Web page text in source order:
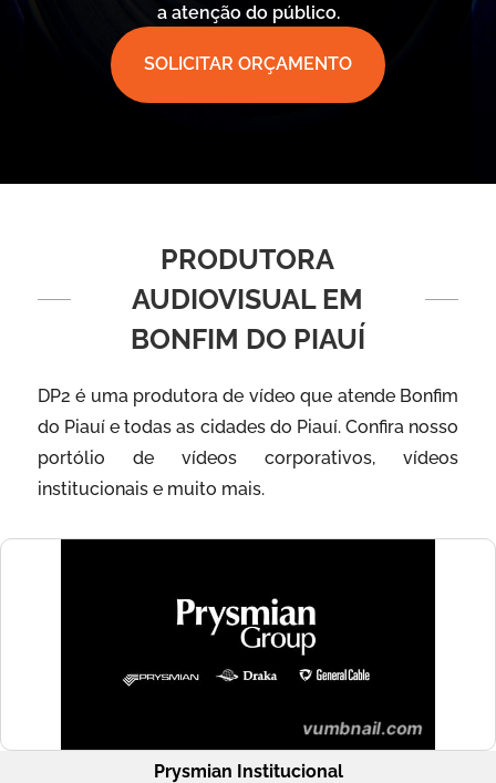
a atenção do público.
SOLICITAR ORÇAMENTO
PRODUTORA
AUDIOVISUAL EM
BONFIM DO PIAUÍ
DP2 é uma produtora de vídeo que atende Bonfim
do Piauí e todas as cidades do Piauí. Confira nosso
portólio de vídeos corporativos, vídeos
institucionais e muito mais.
Prysmian Institucional